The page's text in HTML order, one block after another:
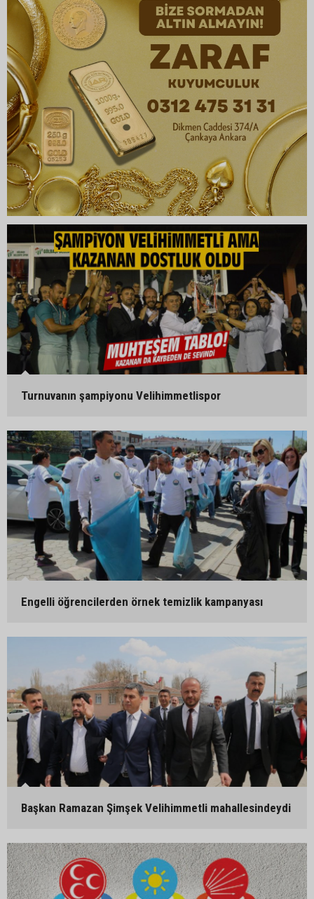
Turnuvanın şampiyonu Velihimmetlispor
Engelli öğrencilerden örnek temizlik kampanyası
Başkan Ramazan Şimşek Velihimmetli mahallesindeydi